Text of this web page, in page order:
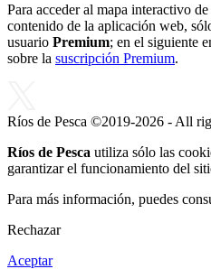
Para acceder al mapa interactivo
contenido de la aplicación web,
usuario Premium; en el siguiente
sobre la suscripción Premium.
Ríos de Pesca ©2019-2026 - All
Ríos de Pesca utiliza sólo las
garantizar el funcionamiento del
Para más información, puedes
Rechazar
Aceptar